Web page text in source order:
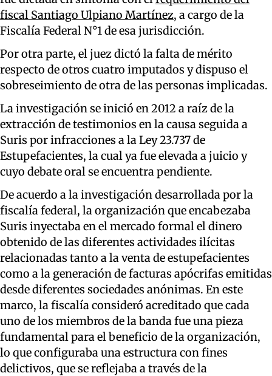
fiscal Santiago Ulpiano Martínez, a cargo de la
Fiscalía Federal N°1 de esa jurisdicción.
Por otra parte, el juez dictó la falta de mérito
respecto de otros cuatro imputados y dispuso el
sobreseimiento de otra de las personas implicadas.
La investigación se inició en 2012 a raíz de la
extracción de testimonios en la causa seguida a
Suris por infracciones a la Ley 23.737 de
Estupefacientes, la cual ya fue elevada a juicio y
cuyo debate oral se encuentra pendiente.
De acuerdo a la investigación desarrollada por la
fiscalía federal, la organización que encabezaba
Suris inyectaba en el mercado formal el dinero
obtenido de las diferentes actividades ilícitas
relacionadas tanto a la venta de estupefacientes
como a la generación de facturas apócrifas emitidas
desde diferentes sociedades anónimas. En este
marco, la fiscalía consideró acreditado que cada
uno de los miembros de la banda fue una pieza
fundamental para el beneficio de la organización,
lo que configuraba una estructura con fines
delictivos, que se reflejaba a través de la